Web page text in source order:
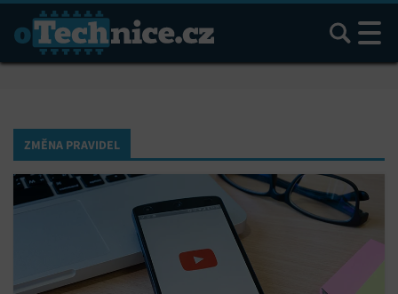
Hledat
ZMĚNA PRAVIDEL